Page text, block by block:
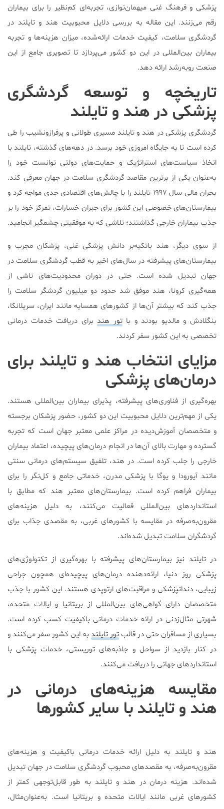
پزشکی و فرهنگ غنی میهمان‌نوازی، تجربه‌ای کم‌نظیر را برای بیماران
رقم می‌زنند. این مقاله به بررسی دلایل محبوبیت هند و تایلند در
گردشگری سلامت، کیفیت خدمات ارائه‌شده، میزان هزینه‌ها و تجربه
بیماران بین‌المللی در این دو کشور می‌پردازد تا تصویری جامع از این
صنعت روبه‌رشد ارائه دهد.
تاریخچه و توسعه گردشگری
پزشکی در هند و تایلند
گردشگری پزشکی در هند و تایلند مسیری طولانی و پرفرازونشیب را طی
کرده است تا به جایگاه امروزی خود برسد. در دهه‌های گذشته، تایلند با
اتخاذ سیاست‌های استراتژیک و حمایت‌های دولتی توانست خود را
به‌عنوان یکی از برترین مقاصد گردشگری سلامت در جهان معرفی کند.
بحران مالی سال ۱۹۹۷ تایلند را با چالش‌های اقتصادی جدی مواجه کرد و
بیمارستان‌های خصوصی این کشور برای جبران خسارات، تمرکز خود را بر
جذب بیماران خارجی گذاشتند؛ تلاشی که به موفقیتی چشمگیر انجامید.
از سوی دیگر، هند باتکیه‌بر دانش پزشکی غنی، پزشکان مجرب و
بیمارستان‌های پیشرفته در سال‌های اخیر به قطب گردشگری سلامت در
جهان تبدیل شده است. حتی در دوران محدودیت‌های ناشی از
همه‌گیری کرونا، هند موفق شد حدود دو میلیون گردشگر سلامت را
جذب کند که بیشتر آن‌ها از کشورهای همسایه مانند ایران، سریلانکا،
بنگلادش و مالدیو بودند و باتور هندبرای دریافت خدمات درمانی
تخصصی به این کشور سفر کردند.
مزایای انتخاب هند و تایلند برای
درمان‌های پزشکی
بهره‌گیری از فناوری‌های پیشرفته، پذیرای بیماران بین‌المللی هستند.
یکی از مهم‌ترین دلایل محبوبیت این دو کشور، حضور پزشکان برجسته
و متخصصان آموزش‌دیده در مراکز علمی معتبر جهان است که تجربه
گسترده و مهارت بالای آن‌ها در انجام درمان‌های پیچیده، اعتماد بیماران
خارجی را جلب کرده است. در هند، تلفیق سیستم‌های درمانی سنتی
مانند آیورودا و یوگا با پزشکی مدرن، خدماتی جامع و کل‌نگر را برای
بیماران فراهم کرده است. بیمارستان‌های معتبر هند که مطابق با
استانداردهای بین‌المللی فعالیت می‌کنند، به دلیل هزینه‌های
مقرون‌به‌صرفه در مقایسه با کشورهای غربی، به مقصدی جذاب برای
گردشگران سلامت تبدیل شده‌اند.
در تایلند نیز بیمارستان‌های پیشرفته با بهره‌گیری از تکنولوژی‌های
پزشکی روز دنیا، ارائه‌دهنده درمان‌های پیچیده‌ای همچون جراحی
زیبایی، دندانپزشکی و مراقبت‌های ارتوپدی هستند. این کشور با جذب
متخصصان دارای گواهی‌های بین‌المللی از بریتانیا و ایالات متحده،
شهرتی مثال‌زدنی در ارائه خدمات درمانی باکیفیت کسب کرده است.
بسیاری از مسافران حتی در قالبتور تایلند به این کشور سفر می‌کنند و
در کنار بازدید از سواحل و جاذبه‌های توریستی، خدمات پزشکی با
استانداردهای جهانی را دریافت می‌کنند.
مقایسه هزینه‌های درمانی در
هند و تایلند با سایر کشورها
هند و تایلند به دلیل ارائه خدمات درمانی باکیفیت و هزینه‌های
مقرون‌به‌صرفه، به مقصدهای محبوب گردشگری سلامت در جهان تبدیل
شده‌اند. هزینه درمان در هند و تایلند به طور قابل‌توجهی کمتر از
کشورهای غربی مانند ایالات متحده و بریتانیا است. به‌عنوان‌مثال،